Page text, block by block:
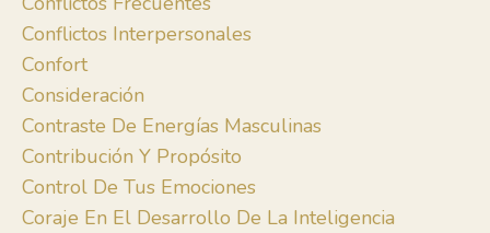
Conflictos Interpersonales
Confort
Consideración
Contraste De Energías Masculinas
Contribución Y Propósito
Control De Tus Emociones
Coraje En El Desarrollo De La Inteligencia